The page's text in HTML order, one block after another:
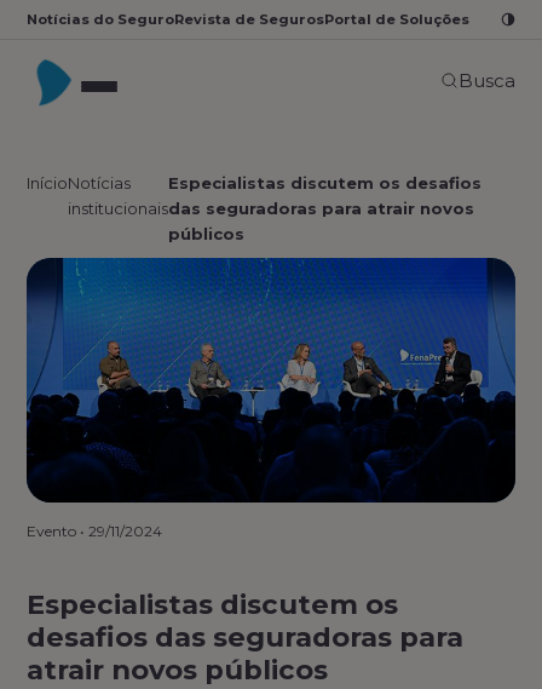
Notícias do SeguroRevista de SegurosPortal de Soluções
Busca
InícioNotícias
institucionais
Especialistas discutem os desafios
das seguradoras para atrair novos
públicos
Evento • 29/11/2024
Especialistas discutem os
desafios das seguradoras para
atrair novos públicos